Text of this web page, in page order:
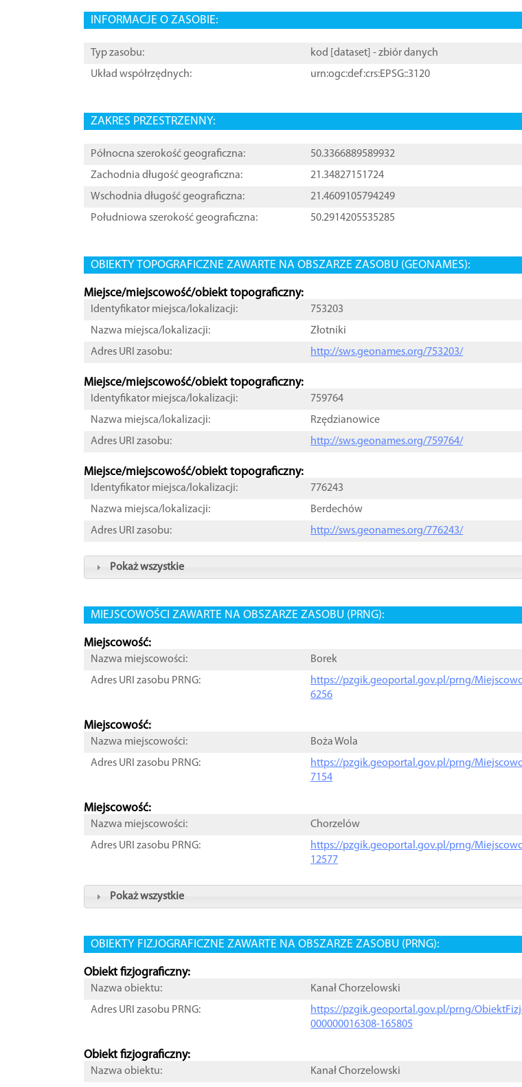
INFORMACJE O ZASOBIE:
Typ zasobu: kod [ dataset ] - zbiór danych
Układ współrzędnych:
urn:ogc:def:crs:EPSG::3120
ZAKRES PRZESTRZENNY:
Północna szerokość geograficzna:
50.3366889589932
Zachodnia długość geograficzna:
21.34827151724
Wschodnia długość geograficzna:
21.4609105794249
Południowa szerokość geograficzna:
50.2914205535285
OBIEKTY TOPOGRAFICZNE ZAWARTE NA OBSZARZE ZASOBU (GEONAMES):
Miejsce/miejscowość/obiekt topograficzny:
Identyfikator miejsca/lokalizacji:
753203
Nazwa miejsca/lokalizacji:
Złotniki
Adres URI zasobu:
http://sws.geonames.org/753203/
Miejsce/miejscowość/obiekt topograficzny:
Identyfikator miejsca/lokalizacji:
759764
Nazwa miejsca/lokalizacji:
Rzędzianowice
Adres URI zasobu:
http://sws.geonames.org/759764/
Miejsce/miejscowość/obiekt topograficzny:
Identyfikator miejsca/lokalizacji:
776243
Nazwa miejsca/lokalizacji:
Berdechów
Adres URI zasobu:
http://sws.geonames.org/776243/
Pokaż wszystkie
MIEJSCOWOŚCI ZAWARTE NA OBSZARZE ZASOBU (PRNG):
Miejscowość:
Nazwa miejscowości:
Borek
Adres URI zasobu PRNG:
https://pzgik.geoportal.gov.pl/prng/
6256
Miejscowość:
Nazwa miejscowości:
Boża Wola
Adres URI zasobu PRNG:
https://pzgik.geoportal.gov.pl/prng/
7154
Miejscowość:
Nazwa miejscowości:
Chorzelów
Adres URI zasobu PRNG:
https://pzgik.geoportal.gov.pl/prng/
12577
Pokaż wszystkie
OBIEKTY FIZJOGRAFICZNE ZAWARTE NA OBSZARZE ZASOBU (PRNG):
Obiekt fizjograficzny:
Nazwa obiektu:
Kanał Chorzelowski
Adres URI zasobu PRNG:
https://pzgik.geoportal.gov.pl/prng/
000000016308-165805
Obiekt fizjograficzny:
Nazwa obiektu: Kanał Chorzelowski